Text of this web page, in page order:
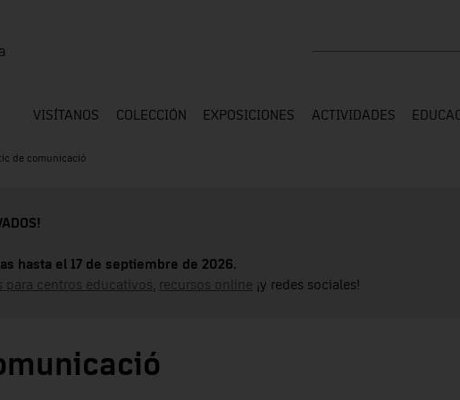
VISÍTANOS COLECCIÓN EXPOSICIONES ACTIVIDADES
de comunicació
hasta el 17 de septiembre de 2026.
para centros educativos recursos online ¡y redes sociales!